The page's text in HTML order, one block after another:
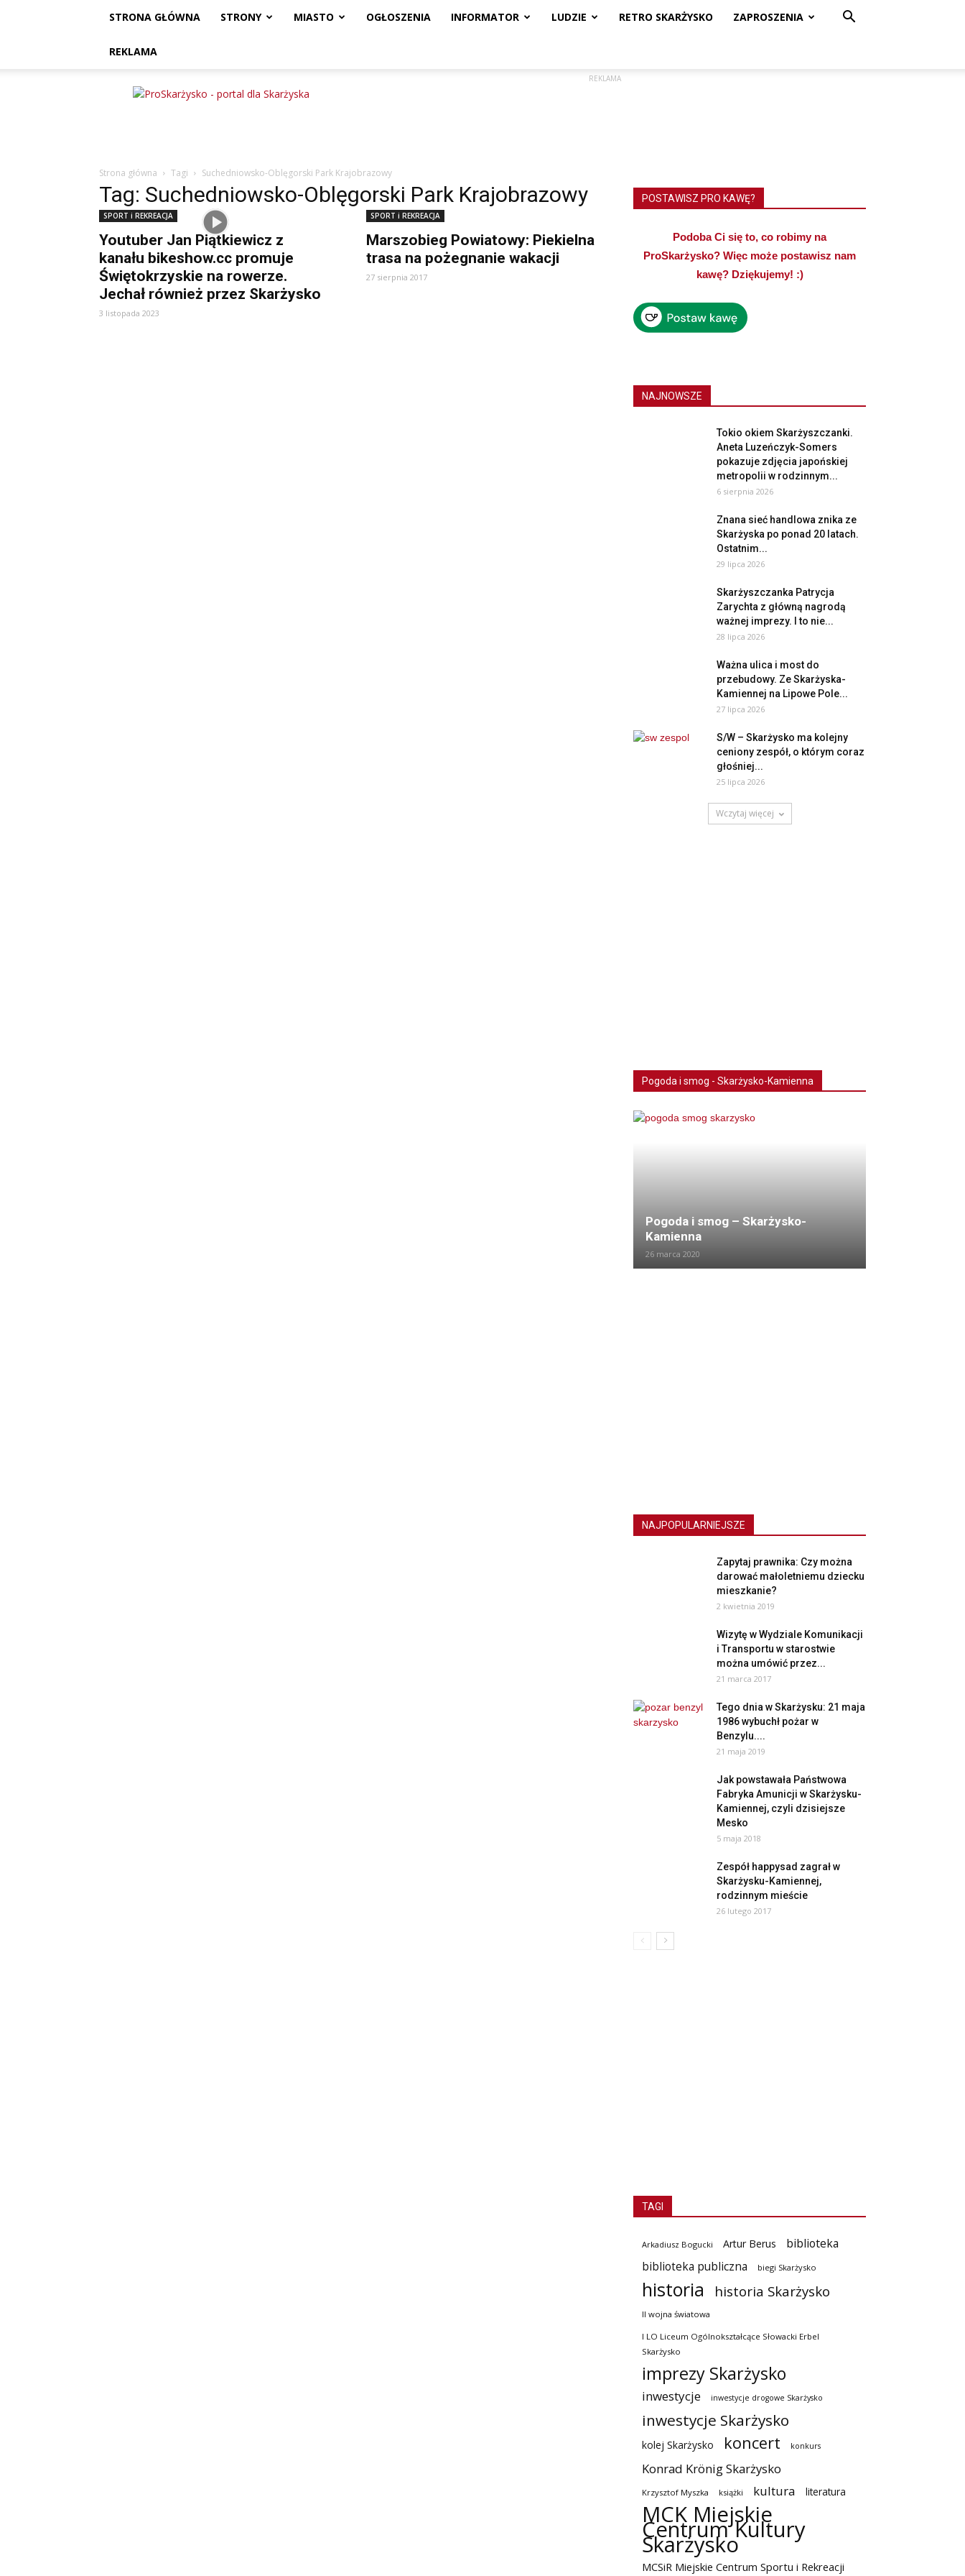
STRONA GŁÓWNA STRONY MIASTO OGŁOSZENIA INFORMATOR LUDZIE RETRO SKARŻYSKO ZAPROSZENIA
REKLAMA
ProSkarżysko
REKLAMA
Strona główna Tagi Suchedniowsko-Oblęgorski Park Krajobrazowy
Tag: Suchedniowsko-Oblęgorski Park Krajobrazowy
SPORT i REKREACJA
Youtuber Jan Piątkiewicz z
kanału bikeshow.cc promuje
Świętokrzyskie na rowerze.
Jechał również przez Skarżysko
3 listopada 2023
SPORT i REKREACJA
Marszobieg Powiatowy: Piekielna
trasa na pożegnanie wakacji
27 sierpnia 2017
POSTAWISZ PRO KAWĘ?
Podoba Ci się to, co robimy na
ProSkarżysko? Więc może postawisz nam
kawę? Dziękujemy! :)
NAJNOWSZE
Tokio okiem Skarżyszczanki.
Aneta Luzeńczyk-Somers
pokazuje zdjęcia japońskiej
metropolii w rodzinnym...
6 sierpnia 2026
Znana sieć handlowa znika ze
Skarżyska po ponad 20 latach.
Ostatnim...
29 lipca 2026
Skarżyszczanka Patrycja
Zarychta z główną nagrodą
ważnej imprezy. I to nie...
28 lipca 2026
Ważna ulica i most do
przebudowy. Ze Skarżyska-
Kamiennej na Lipowe Pole...
27 lipca 2026
S/W – Skarżysko ma kolejny
ceniony zespół, o którym coraz
głośniej...
25 lipca 2026
Wczytaj więcej
Pogoda i smog - Skarżysko-Kamienna
Pogoda i smog – Skarżysko-
Kamienna
26 marca 2020
NAJPOPULARNIEJSZE
Zapytaj prawnika: Czy można
darować małoletniemu dziecku
mieszkanie?
2 kwietnia 2019
Wizytę w Wydziale Komunikacji
i Transportu w starostwie
można umówić przez...
21 marca 2017
Tego dnia w Skarżysku: 21 maja
1986 wybuchł pożar w
Benzylu....
21 maja 2019
Jak powstawała Państwowa
Fabryka Amunicji w Skarżysku-
Kamiennej, czyli dzisiejsze
Mesko
5 maja 2018
Zespół happysad zagrał w
Skarżysku-Kamiennej,
rodzinnym mieście
26 lutego 2017
TAGI
Arkadiusz Bogucki Artur Berus
biblioteka
biblioteka publiczna
biegi Skarżysko
historia historia Skarżysko
II wojna światowa
I LO Liceum Ogólnokształcące Słowacki Erbel
Skarżysko
imprezy Skarżysko
inwestycje inwestycje drogowe Skarżysko
inwestycje Skarżysko
kolej Skarżysko koncert konkurs
Konrad Krönig Skarżysko
Krzysztof Myszka książki kultura literatura
MCK Miejskie
Centrum Kultury
Skarżysko
MCSiR Miejskie Centrum Sportu i Rekreacji